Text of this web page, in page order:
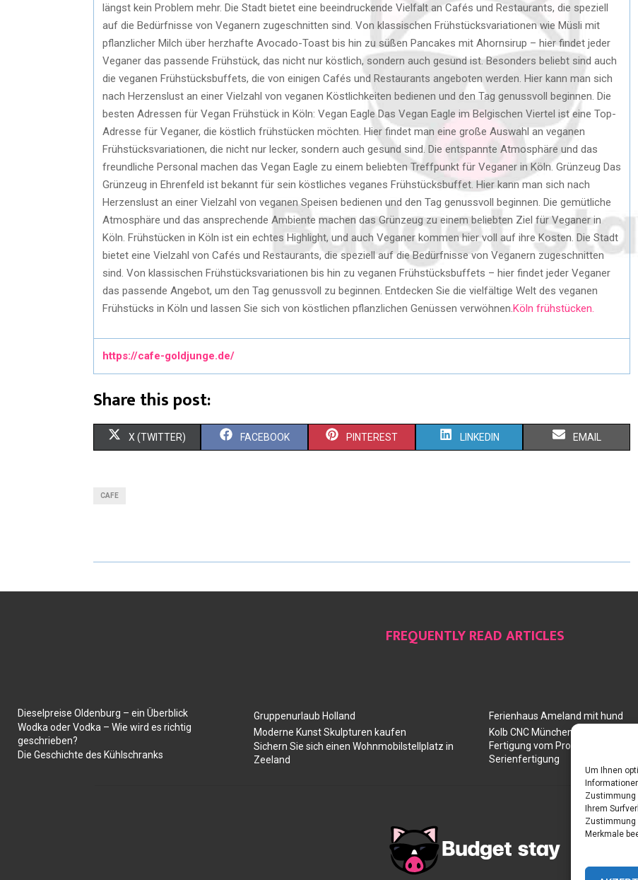
Um Ihnen
Zustimmung
Ihrem
Zustimmung
Merkmale
längst kein Problem mehr. Die Stadt bietet eine beeindruckende Vielfalt an Cafés und Restaurants, die speziell
auf die Bedürfnisse von Veganern zugeschnitten sind. Von klassischen Frühstücksvariationen wie Müsli mit
pflanzlicher Milch über herzhafte Avocado-Toast bis hin zu süßen Pancakes mit Ahornsirup – hier findet jeder
Veganer das passende Frühstück, das nicht nur köstlich, sondern auch gesund ist. Besonders beliebt sind auch
die veganen Frühstücksbuffets, die von einigen Cafés und Restaurants angeboten werden. Hier kann man sich
nach Herzenslust an einer Vielzahl von veganen Köstlichkeiten bedienen und den Tag genussvoll beginnen. Die
besten Adressen für Vegan Frühstück in Köln: Vegan Eagle Das Vegan Eagle im Belgischen Viertel ist eine Top-
Adresse für Veganer, die köstlich frühstücken möchten. Hier findet man eine große Auswahl an veganen
Frühstücksvariationen, die nicht nur lecker, sondern auch gesund sind. Die entspannte Atmosphäre und das
freundliche Personal machen das Vegan Eagle zu einem beliebten Treffpunkt für Veganer in Köln. Grünzeug Das
Grünzeug in Ehrenfeld ist bekannt für sein köstliches veganes Frühstücksbuffet. Hier kann man sich nach
Herzenslust an einer Vielzahl von veganen Speisen bedienen und den Tag genussvoll beginnen. Die gemütliche
Atmosphäre und das ansprechende Ambiente machen das Grünzeug zu einem beliebten Ziel für Veganer in
Köln. Frühstücken in Köln ist ein echtes Highlight, und auch Veganer kommen hier voll auf ihre Kosten. Die Stadt
bietet eine Vielzahl von Cafés und Restaurants, die speziell auf die Bedürfnisse von Veganern zugeschnitten
sind. Von klassischen Frühstücksvariationen bis hin zu veganen Frühstücksbuffets – hier findet jeder Veganer
das passende Angebot, um den Tag genussvoll zu beginnen. Entdecken Sie die vielfältige Welt des veganen
Frühstücks in Köln und lassen Sie sich von köstlichen pflanzlichen Genüssen verwöhnen. Köln frühstücken.
https://cafe-goldjunge.de/
Share this post:
X (TWITTER) FACEBOOK PINTEREST LINKEDIN EMAIL
CAFE
FREQUENTLY READ ARTICLES
Dieselpreise Oldenburg – ein Überblick
Wodka oder Vodka – Wie wird es richtig
geschrieben?
Die Geschichte des Kühlschranks
Gruppenurlaub Holland
Moderne Kunst Skulpturen kaufen
Sichern Sie sich einen Wohnmobilstellplatz in
Zeeland
Ferienhaus Ameland mit hund
Kolb CNC München: Ihr Partner für
Fertigung vom Prototyp über die
Serienfertigung